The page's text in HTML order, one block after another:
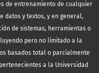
de entrenamiento de cualquier
datos y textos, y en general,
de sistemas, herramientas o
pero no limitado a la
basados total o parcialmente
a la Universidad